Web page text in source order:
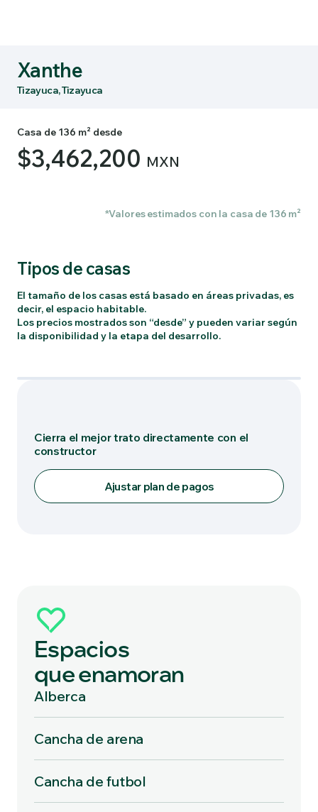
Xanthe
Tizayuca, Tizayuca
Casa de 136 m² desde
$3,462,200 MXN
*Valores estimados con la casa de 136 m²
Tipos de casas
El tamaño de los casas está basado en áreas privadas, es
decir, el espacio habitable.
Los precios mostrados son “desde” y pueden variar según
la disponibilidad y la etapa del desarrollo.
Cierra el mejor trato directamente con el
constructor
Ajustar plan de pagos
Espacios
que enamoran
Alberca
Cancha de arena
Cancha de futbol